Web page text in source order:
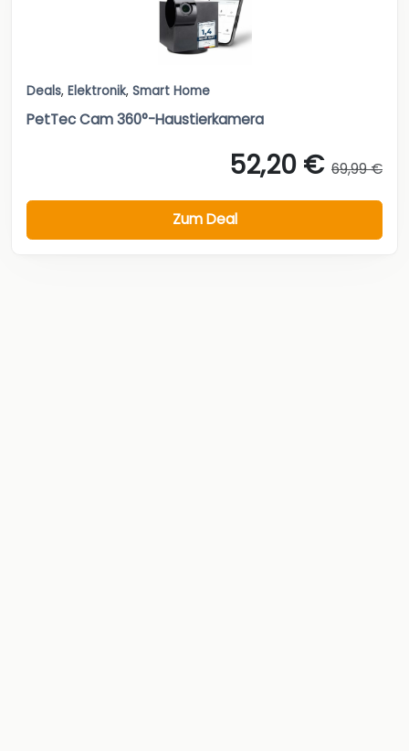
Deals, Elektronik, Smart Home
PetTec Cam 360°-Haustierkamera
52,20 € 69,99 €
Zum Deal